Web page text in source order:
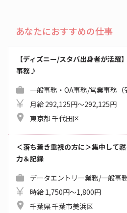
あなたにおすすめの仕事
【ディズニー/スタバ出身者が活躍
事務♪
一般事務・OA事務/営業事務（
月給 292,125円～292,125円
東京都 千代田区
＜落ち着き重視の方に＞集中して
力＆記録
データエントリー業務/一般事
時給 1,750円～1,800円
千葉県 千葉市美浜区